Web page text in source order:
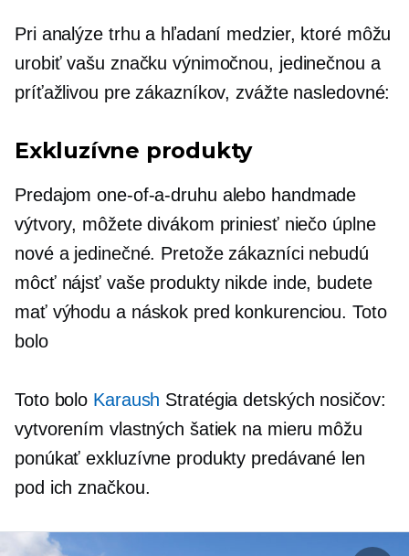
Pri analýze trhu a hľadaní medzier, ktoré môžu
urobiť vašu značku výnimočnou, jedinečnou a
príťažlivou pre zákazníkov, zvážte nasledovné:
Exkluzívne produkty
Predajomone-of-a-druhu alebo handmade
výtvory, môžete divákom priniesť niečo úplne
nové a jedinečné. Pretože zákazníci nebudú
môcť nájsť vaše produkty nikde inde, budete
mať výhodu a náskok pred konkurenciou. Toto
bolo
Toto bolo Karaush Stratégia detských nosičov:
vytvorením vlastných šatiek na mieru môžu
ponúkať exkluzívne produkty predávané len
pod ich značkou.